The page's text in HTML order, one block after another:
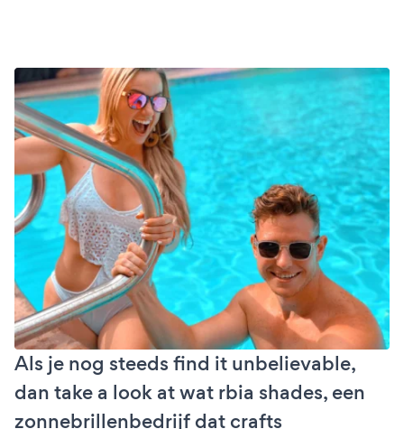
Als je nog steeds find it unbelievable,
dan take a look at wat rbia shades, een
zonnebrillenbedrijf dat crafts